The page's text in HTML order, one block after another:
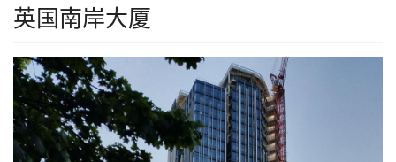
英国南岸大厦